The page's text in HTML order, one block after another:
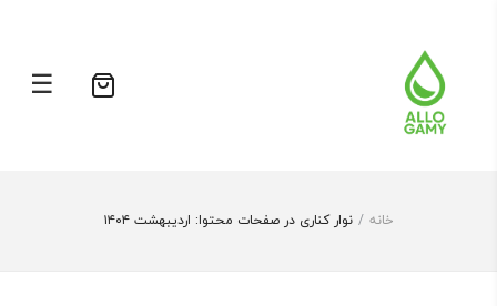
☰
خانه / نوار کناری در صفحات محتوا: اردیبهشت ۱۴۰۴